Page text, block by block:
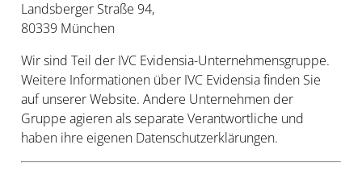
Landsberger Straße 94,
80339 München
Wir sind Teil der IVC Evidensia-Unternehmensgruppe.
Weitere Informationen über IVC Evidensia finden Sie
auf unserer Website. Andere Unternehmen der
Gruppe agieren als separate Verantwortliche und
haben ihre eigenen Datenschutzerklärungen.